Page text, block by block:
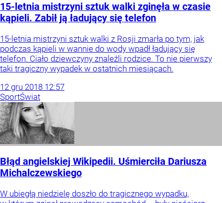
15-letnia mistrzyni sztuk walki zginęła w czasie
kąpieli. Zabił ją ładujący się telefon
15-letnia mistrzyni sztuk walki z Rosji zmarła po tym, jak
podczas kąpieli w wannie do wody wpadł ładujący się
telefon. Ciało dziewczyny znaleźli rodzice. To nie pierwszy
taki tragiczny wypadek w ostatnich miesiącach.
12 gru 2018 12:57
SportŚwiat
Błąd angielskiej Wikipedii. Uśmierciła Dariusza
Michalczewskiego
W ubiegłą niedzielę doszło do tragicznego wypadku,